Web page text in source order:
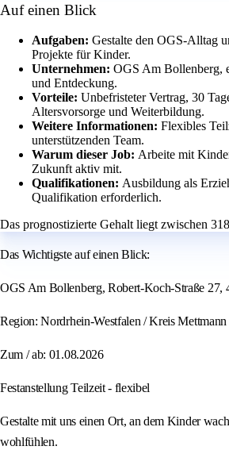
Auf einen Blick
Aufgaben: Gestalte den OGS-Alltag
Projekte für Kinder.
Unternehmen: OGS Am Bollenberg,
und Entdeckung.
Vorteile: Unbefristeter Vertrag, 30
Altersvorsorge und Weiterbildung.
Weitere Informationen: Flexibles
unterstützenden Team.
Warum dieser Job: Arbeite mit
Zukunft aktiv mit.
Qualifikationen: Ausbildung als
Qualifikation erforderlich.
Das prognostizierte Gehalt liegt zwischen
Das Wichtigste auf einen Blick:
OGS Am Bollenberg, Robert-Koch-Straße 27,
Region: Nordrhein-Westfalen / Kreis Mettmann
Zum / ab: 01.08.2026
Festanstellung Teilzeit - flexibel
Gestalte mit uns einen Ort, an dem Kinder
wohlfühlen.